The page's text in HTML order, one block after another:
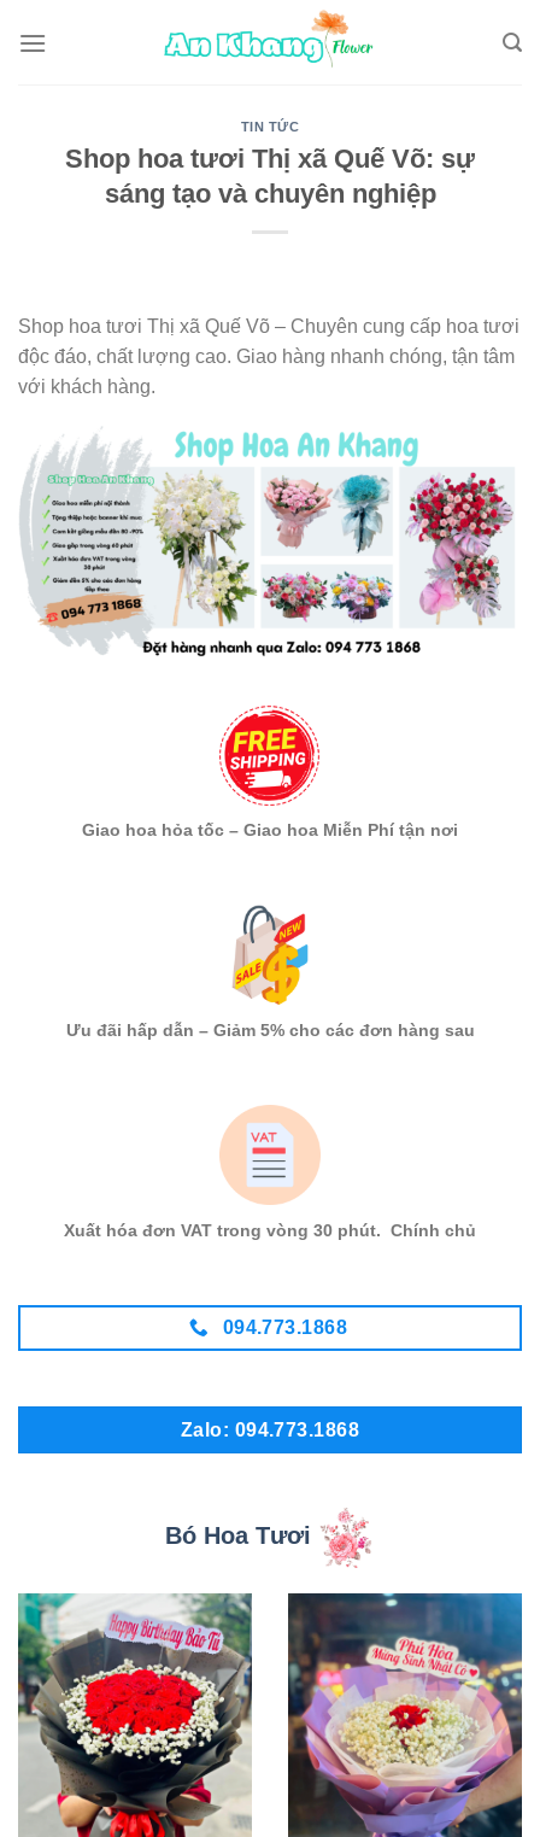
TIN TỨC
Shop hoa tươi Thị xã Quế Võ: sự
sáng tạo và chuyên nghiệp
Shop hoa tươi Thị xã Quế Võ – Chuyên cung cấp hoa tươi
độc đáo, chất lượng cao. Giao hàng nhanh chóng, tận tâm
với khách hàng.
Giao hoa hỏa tốc – Giao hoa Miễn Phí tận nơi
Ưu đãi hấp dẫn – Giảm 5% cho các đơn hàng sau
Xuất hóa đơn VAT trong vòng 30 phút. Chính chủ
094.773.1868
Zalo: 094.773.1868
Bó Hoa Tươi